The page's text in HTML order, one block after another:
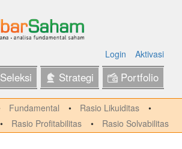
Login Aktivasi
Seleksi Strategi Portfolio
Fundamental
Rasio Likuiditas
Rasio Profitabilitas Rasio Solvabilitas